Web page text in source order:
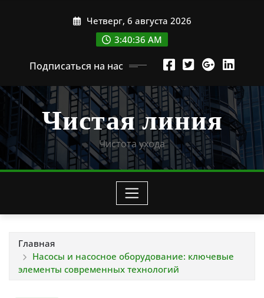
Четверг, 6 августа 2026
3:40:38 AM
Подписаться на нас
Чистая линия
Чистота ухода
Главная
Насосы и насосное оборудование: ключевые
элементы современных технологий